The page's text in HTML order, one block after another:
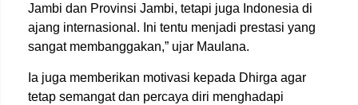
Jambi dan Provinsi Jambi, tetapi juga Indonesia di
ajang internasional. Ini tentu menjadi prestasi yang
sangat membanggakan,” ujar Maulana.
Ia juga memberikan motivasi kepada Dhirga agar
tetap semangat dan percaya diri menghadapi